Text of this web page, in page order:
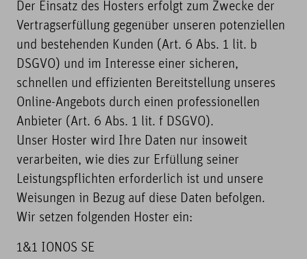
Der Einsatz des Hosters erfolgt zum Zwecke der
Vertragserfüllung gegenüber unseren potenziellen
und bestehenden Kunden (Art. 6 Abs. 1 lit. b
DSGVO) und im Interesse einer sicheren,
schnellen und effizienten Bereitstellung unseres
Online-Angebots durch einen professionellen
Anbieter (Art. 6 Abs. 1 lit. f DSGVO).
Unser Hoster wird Ihre Daten nur insoweit
verarbeiten, wie dies zur Erfüllung seiner
Leistungspflichten erforderlich ist und unsere
Weisungen in Bezug auf diese Daten befolgen.
Wir setzen folgenden Hoster ein:
1&1 IONOS SE